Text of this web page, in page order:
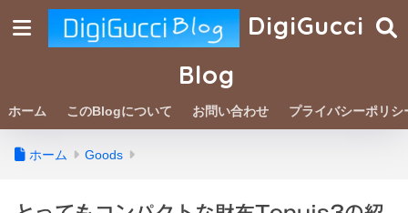
DigiGucci
Blog
ホーム このBlogについて お問い合わせ プライバシーポリシ
ホーム Goods